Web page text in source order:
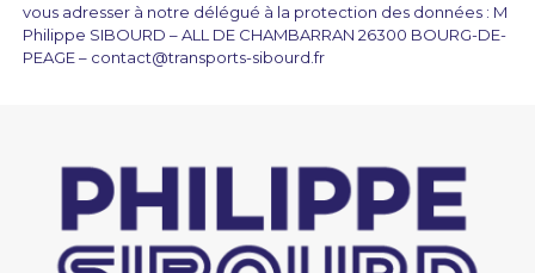
vous adresser à notre délégué à la protection des données : M
Philippe SIBOURD – ALL DE CHAMBARRAN 26300 BOURG-DE-
PEAGE – contact@transports-sibourd.fr